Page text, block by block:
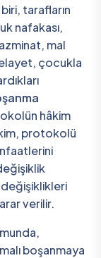
tarafların
nafakası,
mal
çocukla
hâkim
protokolü
değişiklikleri
verilir.
boşanmaya